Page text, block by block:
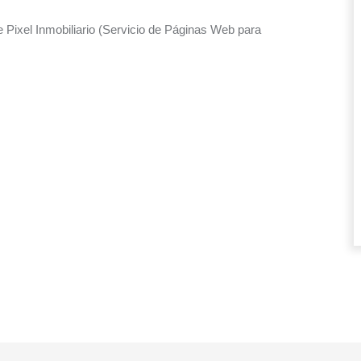
Inmobiliario (Servicio de Páginas Web para